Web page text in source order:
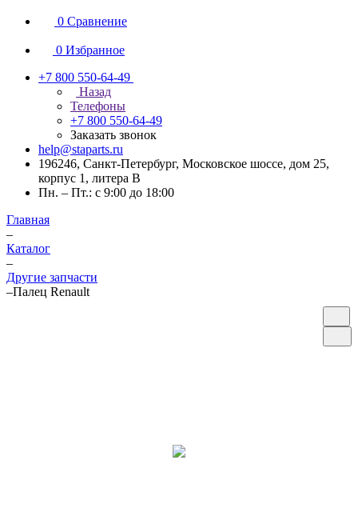
0 Сравнение
0 Избранное
+7 800 550-64-49
Назад
Телефоны
+7 800 550-64-49
Заказать звонок
help@staparts.ru
196246, Санкт-Петербург, Московское шоссе, дом 25,
корпус 1, литера В
Пн. – Пт.: с 9:00 до 18:00
Главная
–
Каталог
–
Другие запчасти
–Палец Renault